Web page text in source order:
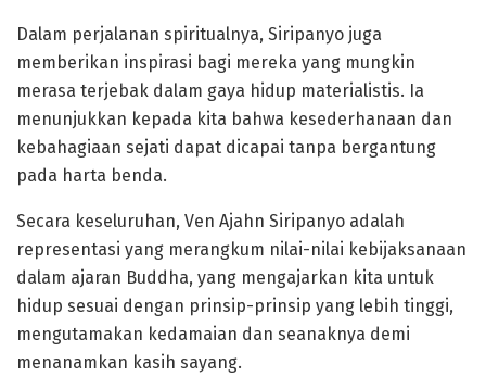
Dalam perjalanan spiritualnya, Siripanyo juga
memberikan inspirasi bagi mereka yang mungkin
merasa terjebak dalam gaya hidup materialistis. Ia
menunjukkan kepada kita bahwa kesederhanaan dan
kebahagiaan sejati dapat dicapai tanpa bergantung
pada harta benda.
Secara keseluruhan, Ven Ajahn Siripanyo adalah
representasi yang merangkum nilai-nilai kebijaksanaan
dalam ajaran Buddha, yang mengajarkan kita untuk
hidup sesuai dengan prinsip-prinsip yang lebih tinggi,
mengutamakan kedamaian dan seanaknya demi
menanamkan kasih sayang.